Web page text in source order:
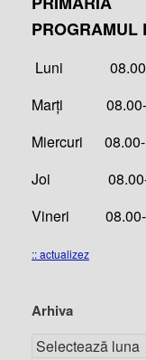
PROGRAMUL
Luni 08.00-
Marți 08.00-
Miercuri 08.00-
Joi 08.00-
Vineri 08.00-
:: actualizez
Arhiva